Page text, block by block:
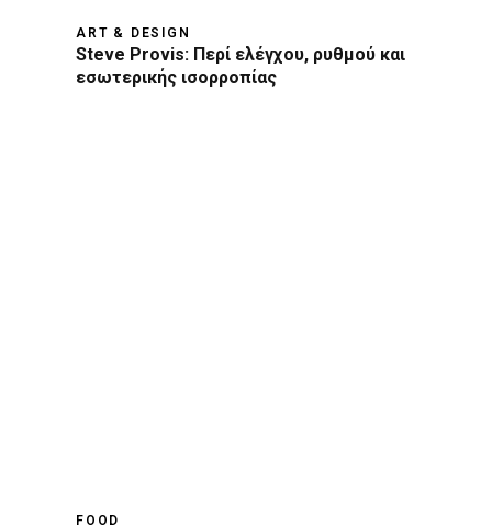
ART & DESIGN
Steve Provis: Περί ελέγχου, ρυθμού και
εσωτερικής ισορροπίας
FOOD